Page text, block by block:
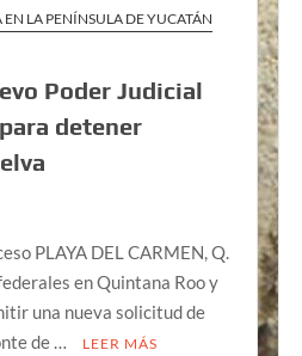
LA PENÍNSULA DE YUCATÁN
Poder Judicial
detener
PLAYA DEL CARMEN, Q.
en Quintana Roo y
una nueva solicitud de
de …
LEER MÁS